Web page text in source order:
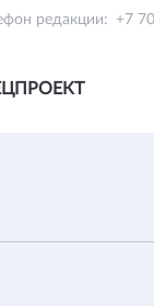
редакции: +7